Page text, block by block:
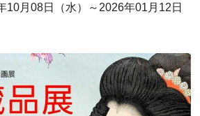
10月08日（水）～2026年01月12日